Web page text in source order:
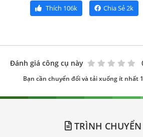
Thích 106k Chia Sẻ2k
Đánh giá công cụ này
Bạn cần chuyển đổi và tải xuống ít nhất
TRÌNH